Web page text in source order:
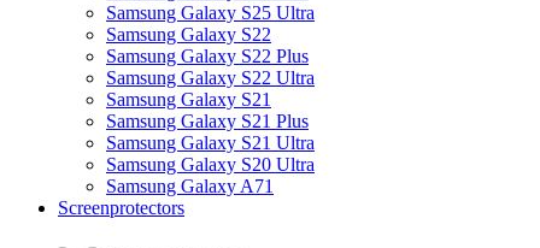
Samsung Galaxy S25 Ultra
Samsung Galaxy S22
Samsung Galaxy S22 Plus
Samsung Galaxy S22 Ultra
Samsung Galaxy S21
Samsung Galaxy S21 Plus
Samsung Galaxy S21 Ultra
Samsung Galaxy S20 Ultra
Samsung Galaxy A71
Screenprotectors